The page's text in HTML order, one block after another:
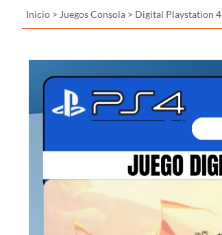
Inicio > Juegos Consola > Digital Playstation 4